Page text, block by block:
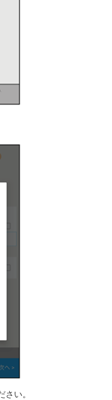
い。